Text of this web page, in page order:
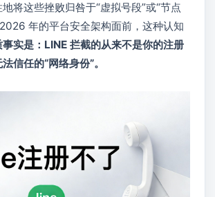
将这些挫败归咎于“虚拟号段”或“节点
年的平台安全架构面前，这种认知
事实是：LINE 拦截的从来不是你的注册
信任的“网络身份”。